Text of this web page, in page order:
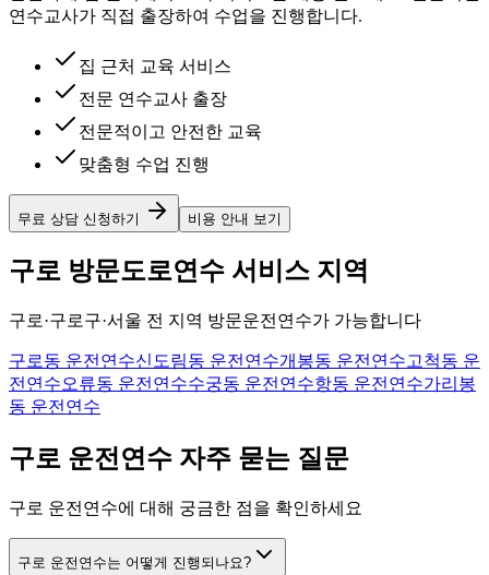
연수교사가 직접 출장하여 수업을 진행합니다.
집 근처 교육 서비스
전문 연수교사 출장
전문적이고 안전한 교육
맞춤형 수업 진행
무료 상담 신청하기 비용 안내 보기
구로 방문도로연수 서비스 지역
구로·구로구·서울 전 지역 방문운전연수가 가능합니다
구로동 운전연수신도림동 운전연수개봉동 운전연수고척동 운
전연수오류동 운전연수수궁동 운전연수항동 운전연수가리봉
동 운전연수
구로 운전연수 자주 묻는 질문
구로 운전연수에 대해 궁금한 점을 확인하세요
구로 운전연수는 어떻게 진행되나요?